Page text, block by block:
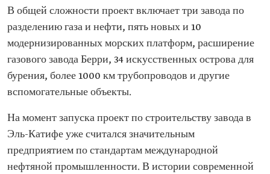
В общей сложности проект включает три завода по
разделению газа и нефти, пять новых и 10
модернизированных морских платформ, расширение
газового завода Берри, 34 искусственных острова для
бурения, более 1000 км трубопроводов и другие
вспомогательные объекты.
На момент запуска проект по строительству завода в
Эль-Катифе уже считался значительным
предприятием по стандартам международной
нефтяной промышленности. В истории современной